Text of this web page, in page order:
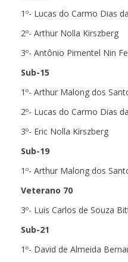
1º- Lucas do Carmo Dias
2º- Arthur Nolla Kirszberg
3º- Antônio Pimentel Nin
Sub-15
1º- Arthur Malong dos
2º- Lucas do Carmo Dias
3º- Eric Nolla Kirszberg
Sub-19
1º- Arthur Malong dos
Veterano 70
3º- Luis Carlos de Souza
Sub-21
1º- David de Almeida